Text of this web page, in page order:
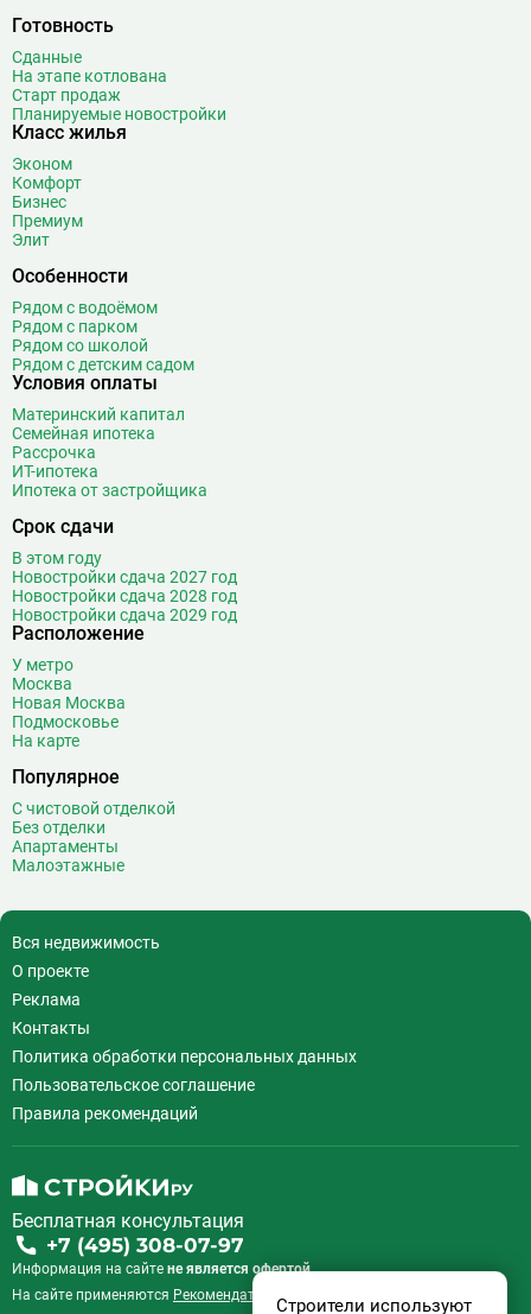
Готовность
Сданные
На этапе котлована
Старт продаж
Планируемые новостройки
Класс жилья
Эконом
Комфорт
Бизнес
Премиум
Элит
Особенности
Рядом с водоёмом
Рядом с парком
Рядом со школой
Рядом с детским садом
Условия оплаты
Материнский капитал
Семейная ипотека
Рассрочка
ИТ-ипотека
Ипотека от застройщика
Срок сдачи
В этом году
Новостройки сдача 2027 год
Новостройки сдача 2028 год
Новостройки сдача 2029 год
Расположение
У метро
Москва
Новая Москва
Подмосковье
На карте
Популярное
С чистовой отделкой
Без отделки
Апартаменты
Малоэтажные
Вся недвижимость
О проекте
Реклама
Контакты
Политика обработки персональных данных
Пользовательское соглашение
Правила рекомендаций
Бесплатная консультация
+7 (495) 308-07-97
Информация на сайте не является офертой.
На сайте применяются Рекомендательные технологии
Строители используют